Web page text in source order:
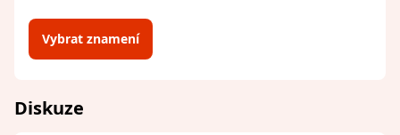
Vybrat znamení
Diskuze